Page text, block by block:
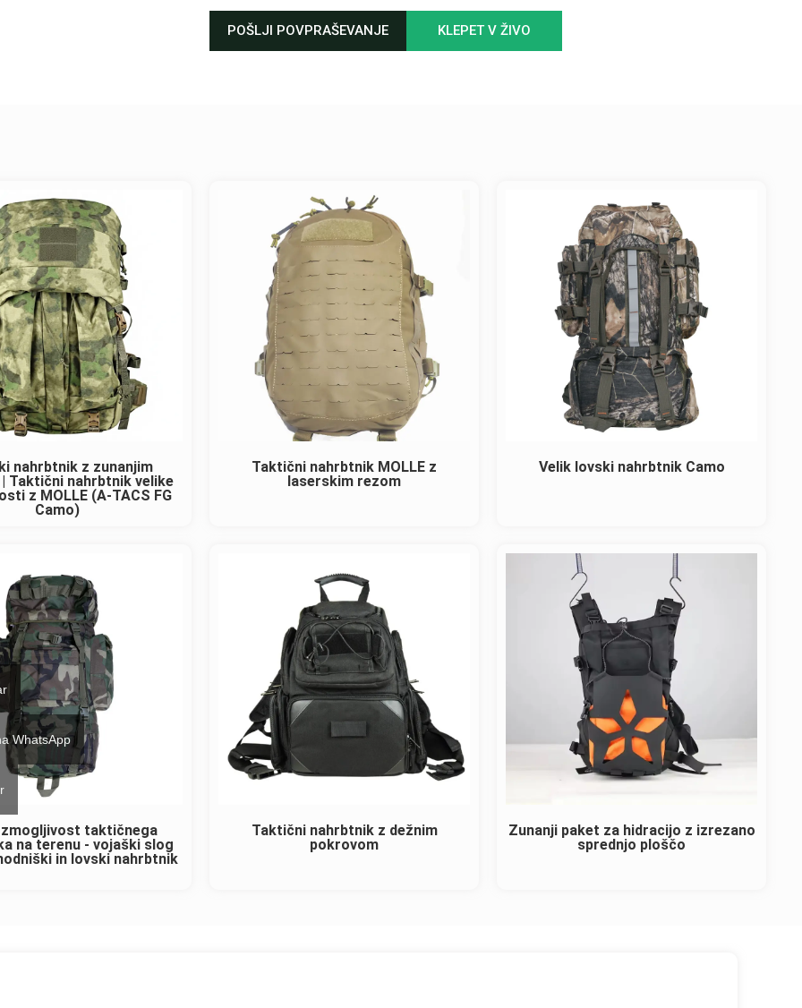
POŠLJI POVPRAŠEVANJE KLEPET V ŽIVO
nahrbtnik z zunanjim
Taktični nahrbtnik velike
z MOLLE (A-TACS FG
Camo)
Taktični nahrbtnik MOLLE z
laserskim rezom
Velik lovski nahrbtnik Camo
taktičnega
na terenu - vojaški slog
in lovski nahrbtnik
Taktični nahrbtnik z dežnim
pokrovom
Zunanji paket za hidracijo z izrezano
sprednjo ploščo
WhatsApp